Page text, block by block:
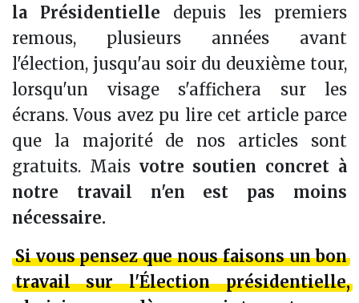
la Présidentielle depuis les premiers
remous, plusieurs années avant
l'élection, jusqu'au soir du deuxième tour,
lorsqu'un visage s'affichera sur les
écrans. Vous avez pu lire cet article parce
que la majorité de nos articles sont
gratuits. Mais votre soutien concret à
notre travail n'en est pas moins
nécessaire.
Si vous pensez quenous faisons un bon
travail sur l'Élection présidentielle,